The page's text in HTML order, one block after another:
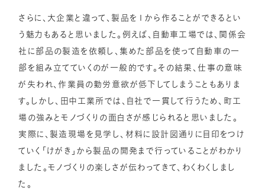
さらに、大企業と違って、製品を１から作ることができるとい
う魅力もあると思いました。例えば、自動車工場では、関係会
社に部品の製造を依頼し、集めた部品を使って自動車の一
部を組み立てていくのが一般的です。その結果、仕事の意味
が失われ、作業員の勤労意欲が低下してしまうこともありま
す。しかし、田中工業所では、自社で一貫して行うため、町工
場の強みとモノづくりの面白さが感じられると思いました。
実際に、製造現場を見学し、材料に設計図通りに目印をつけ
ていく「けがき」から製品の開発まで行っていることがわかり
ました。モノづくりの楽しさが伝わってきて、わくわくしまし
た。